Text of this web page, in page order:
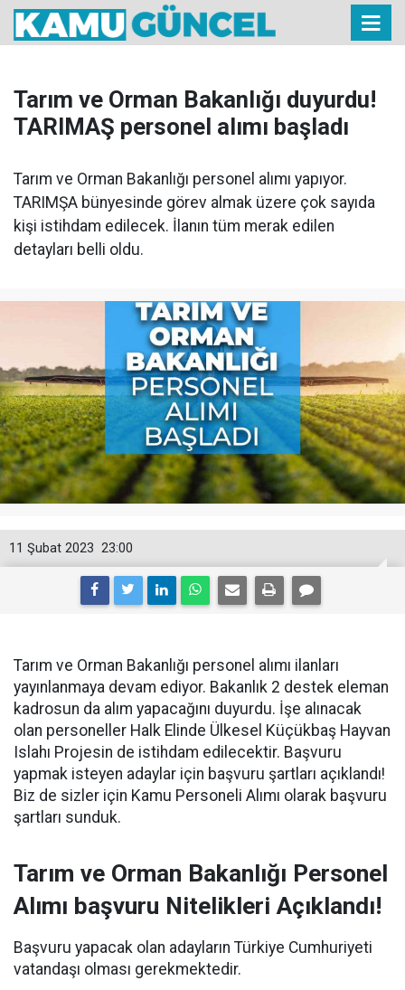
Tarım ve Orman Bakanlığı duyurdu!
TARIMAŞ personel alımı başladı
Tarım ve Orman Bakanlığı personel alımı yapıyor.
TARIMŞA bünyesinde görev almak üzere çok sayıda
kişi istihdam edilecek. İlanın tüm merak edilen
detayları belli oldu.
23:00
11 Şubat 2023
Tarım ve Orman Bakanlığı personel alımı ilanları
yayınlanmaya devam ediyor. Bakanlık 2 destek eleman
kadrosun da alım yapacağını duyurdu. İşe alınacak
olan personeller Halk Elinde Ülkesel Küçükbaş Hayvan
Islahı Projesin de istihdam edilecektir. Başvuru
yapmak isteyen adaylar için başvuru şartları açıklandı!
Biz de sizler için Kamu Personeli Alımı olarak başvuru
şartları sunduk.
Tarım ve Orman Bakanlığı Personel
Alımı başvuru Nitelikleri Açıklandı!
Başvuru yapacak olan adayların Türkiye Cumhuriyeti
vatandaşı olması gerekmektedir.